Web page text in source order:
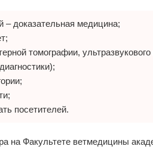
– доказательная медицина;
томографии,
посетителей.
на Факультете ветмедицины